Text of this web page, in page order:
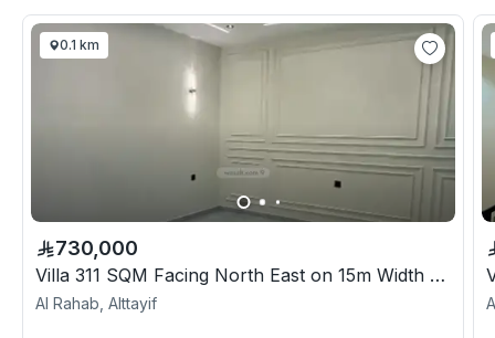
0.1 km
730,000
Villa 311 SQM Facing North East on 15m Width Street
Al Rahab, Alttayif